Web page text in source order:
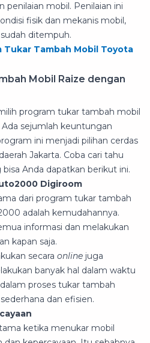
mobil. Penilaian ini
fisik dan mekanis mobil,
ditempuh.
Tukar Tambah Mobil Toyota
Mobil Raize dengan
program tukar tambah mobil
sejumlah keuntungan
ini menjadi pilihan cerdas
Jakarta. Coba cari tahu
Anda dapatkan berikut ini.
Digiroom
dari program tukar tambah
adalah kemudahannya.
informasi dan melakukan
kapan saja.
secara online juga
banyak hal dalam waktu
proses tukar tambah
dan efisien.
ketika menukar mobil